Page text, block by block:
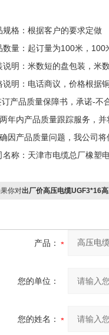
规格：根据客户的要求定做
数量：起订量为100米，100
说明：米数短的盘包装，米
说明：电话商议，价格根据
订产品质量保障书，承诺-不
年内产品质量跟踪服务，
因产品质量问题，我公司
名称：天津市电缆总厂橡塑
你对出厂价高压电缆UGF3*16
产品：
您的单位：
您的姓名：